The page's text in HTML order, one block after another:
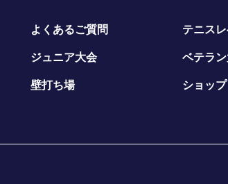
よくあるご質問 テニス
ジュニア大会 ベテラ
壁打ち場 ショップ